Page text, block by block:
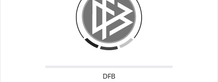
DFB